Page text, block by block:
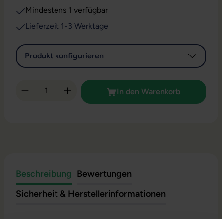
Mindestens 1 verfügbar
Lieferzeit 1-3 Werktage
Produkt konfigurieren
Produkt Anzahl: Gib den gewünschten
In den Warenkorb
Beschreibung Bewertungen
Sicherheit & Herstellerinformationen